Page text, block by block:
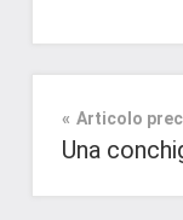
#blogger,
#bloggerlife,
Prossime
Uscite
Articolo
Una